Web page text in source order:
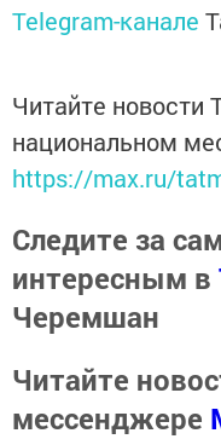
Telegram-канале
Читайте новости
национальном
https://max.ru/
Следите за
интересным в
Черемшан
Читайте
мессенджере